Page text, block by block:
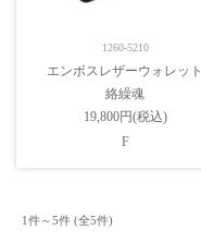
1260-5210
エンボスレザーウォレット
絡繰魂
19,800円(税込)
F
1件～5件 (全5件)